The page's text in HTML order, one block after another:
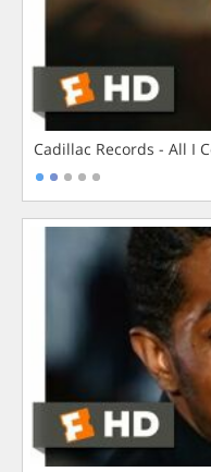
Cadillac Records - All I